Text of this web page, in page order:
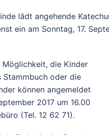
lädt angehende
ein am Sonntag, 17.
die Kinder
Stammbuch oder die
können angemeldet
2017 um 16.00
(Tel. 12 62 71).